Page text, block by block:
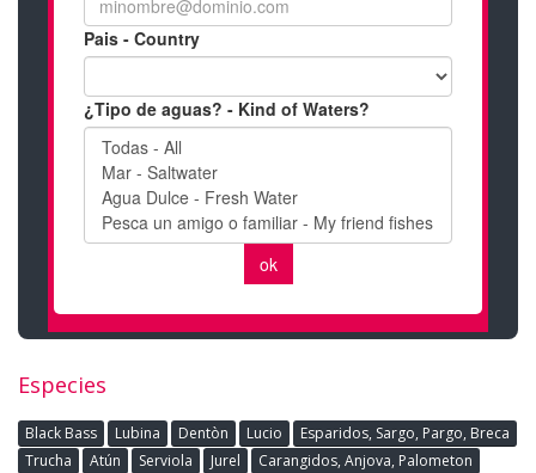
Especies
Black Bass Lubina Dentòn Lucio
Esparidos, Sargo, Pargo, Breca
Trucha
Atún Serviola Jurel
Carangidos, Anjova, Palometon